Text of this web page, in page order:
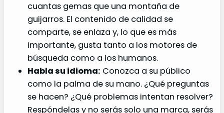
cuantas gemas que una montaña de
guijarros. El contenido de calidad se
comparte, se enlaza y, lo que es más
importante, gusta tanto a los motores de
búsqueda como a los humanos.
Habla su idioma: Conozca a su público
como la palma de su mano. ¿Qué preguntas
se hacen? ¿Qué problemas intentan resolver?
Respóndelas y no serás solo una marca, serás